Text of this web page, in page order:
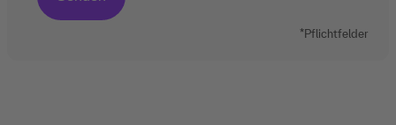
*Pflichtfelder